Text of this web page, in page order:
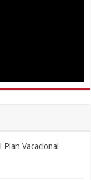
Vacacional